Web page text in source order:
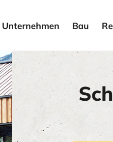
Unternehmen Bau